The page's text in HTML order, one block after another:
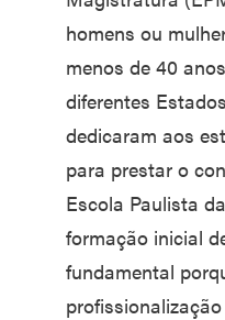
homens ou
menos de 40
diferentes
dedicaram aos
para prestar o
Escola Paulista
formação inicial
fundamental